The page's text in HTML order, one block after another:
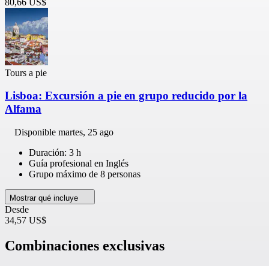
Tours a pie
Lisboa: Excursión a pie en grupo reducido por la
Alfama
Disponible martes, 25 ago
Duración: 3 h
Guía profesional en Inglés
Grupo máximo de 8 personas
Mostrar qué incluye
Desde
34,57 US$
Combinaciones exclusivas